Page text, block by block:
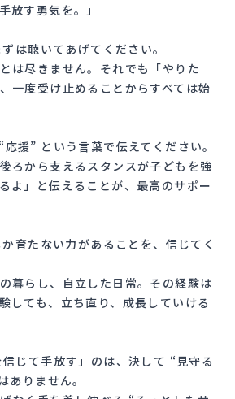
放す勇気を。」
は聴いてあげてください。
は尽きません。それでも「やりた
一度受け止めることからすべては始
援” という言葉で伝えてください。
ろから支えるスタンスが子どもを強
よ」と伝えることが、最高のサポー
育たない力があることを、信じてく
暮らし、自立した日常。その経験は
しても、立ち直り、成長していける
じて手放す」のは、決して “見守る
ありません。